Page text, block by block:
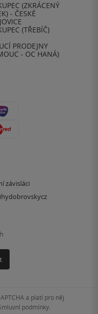
(ZKRÁCENÝ
- ČESKÉ
(TŘEBÍČ)
PRODEJNY
- OC HANÁ)
závisláci
a platí pro něj
podmínky.